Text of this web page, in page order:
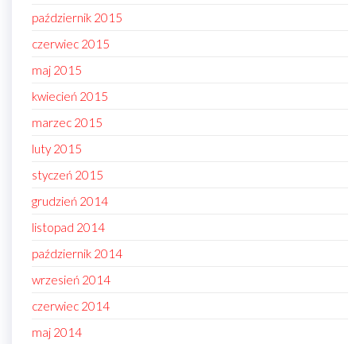
październik 2015
czerwiec 2015
maj 2015
kwiecień 2015
marzec 2015
luty 2015
styczeń 2015
grudzień 2014
listopad 2014
październik 2014
wrzesień 2014
czerwiec 2014
maj 2014